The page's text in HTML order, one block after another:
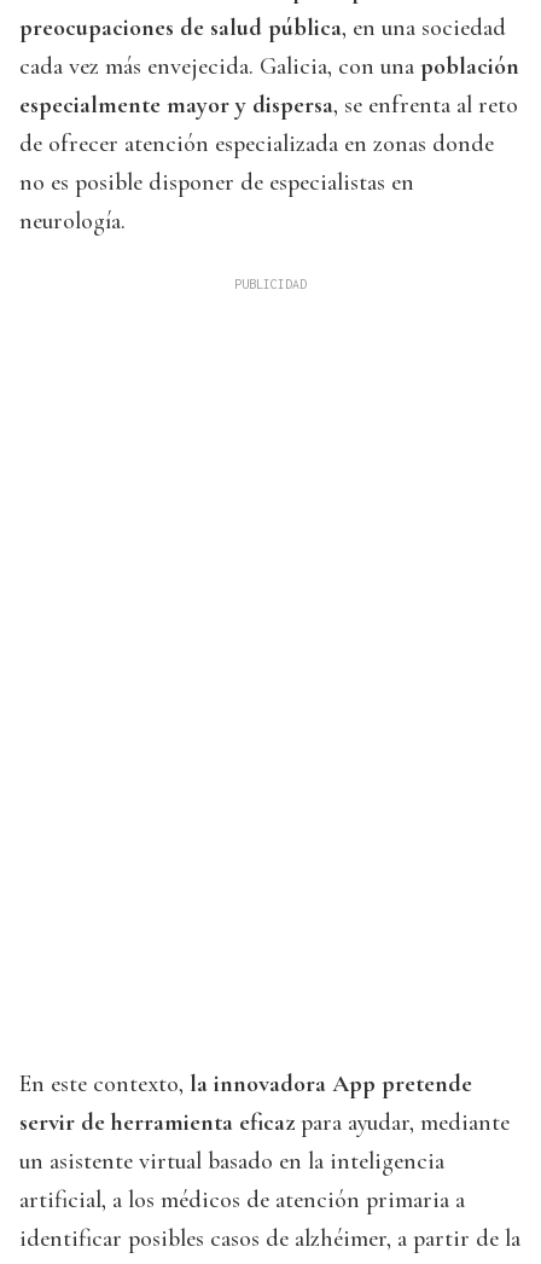
preocupaciones de salud pública, en una sociedad
cada vez más envejecida. Galicia, con una población
especialmente mayor y dispersa, se enfrenta al reto
de ofrecer atención especializada en zonas donde
no es posible disponer de especialistas en
neurología.
En este contexto, la innovadora App pretende
servir de herramienta eficaz para ayudar, mediante
un asistente virtual basado en la inteligencia
artificial, a los médicos de atención primaria a
identificar posibles casos de alzhéimer, a partir de la